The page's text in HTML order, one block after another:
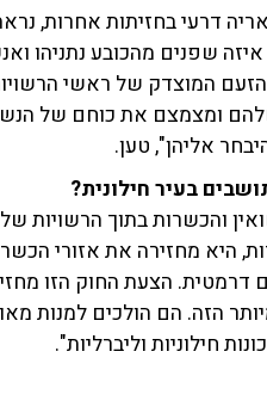
דרעי בחזיתות אחרות,
שפנים מהכובע נתניהו
הזעם המוצדק של ראשי
ומצמצם את כוחם של
אליהן", טען.
בעיר חילונית?
והכשרות בתוך הרשויות
מחזירה את אזורי
הצעת החוק הזו
המיותר הזה. הם הולכים
חילוניות וליברליות".